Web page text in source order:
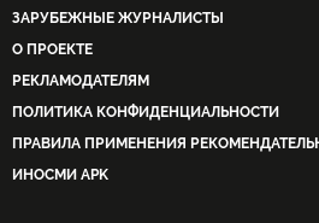
ЗАРУБЕЖНЫЕ ЖУРНАЛИСТЫ
О ПРОЕКТЕ
РЕКЛАМОДАТЕЛЯМ
ПОЛИТИКА КОНФИДЕНЦИАЛЬНОСТИ
ПРАВИЛА ПРИМЕНЕНИЯ
ИНОСМИ APK